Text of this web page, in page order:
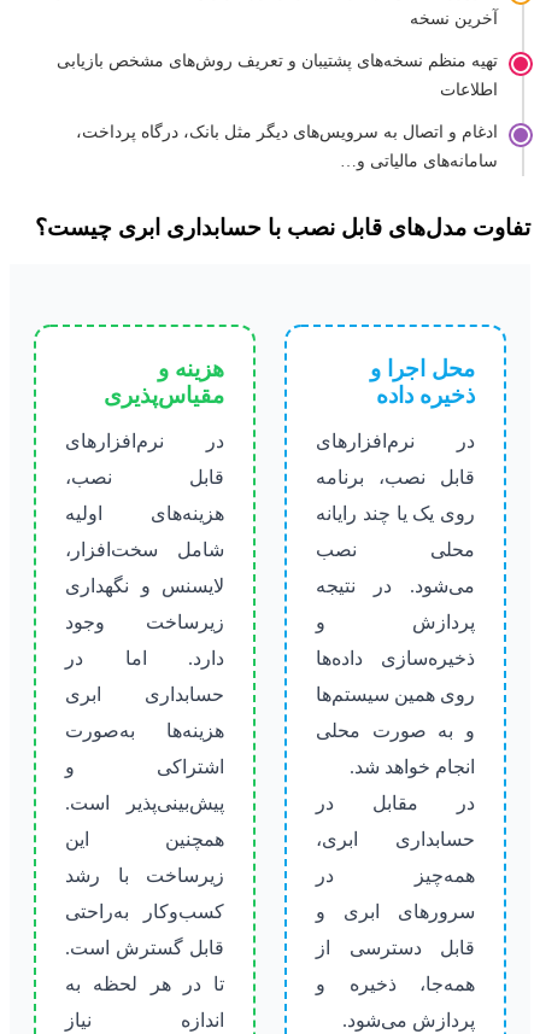
آخرین نسخه
تهیه منظم نسخه‌های پشتیبان و تعریف روش‌های مشخص بازیابی
اطلاعات
ادغام و اتصال به سرویس‌های دیگر مثل بانک، درگاه پرداخت،
سامانه‌های مالیاتی و…
تفاوت مدل‌های قابل نصب با حسابداری ابری چیست؟
محل اجرا و
ذخیره داده
در نرم‌افزارهای
قابل نصب، برنامه
روی یک یا چند رایانه
محلی نصب
می‌شود. در نتیجه
پردازش و
ذخیره‌سازی داده‌ها
روی همین سیستم‌ها
و به صورت محلی
انجام خواهد شد.
در مقابل در
حسابداری ابری،
همه‌چیز در
سرورهای ابری و
قابل دسترسی از
همه‌جا، ذخیره و
پردازش می‌شود.
هزینه و
مقیاس‌پذیری
در نرم‌افزارهای
قابل نصب،
هزینه‌های اولیه
شامل سخت‌افزار،
لایسنس و نگهداری
زیرساخت وجود
دارد. اما در
حسابداری ابری
هزینه‌ها به‌صورت
اشتراکی و
پیش‌بینی‌پذیر است.
همچنین این
زیرساخت با رشد
کسب‌وکار به‌راحتی
قابل گسترش است.
تا در هر لحظه به
اندازه نیاز